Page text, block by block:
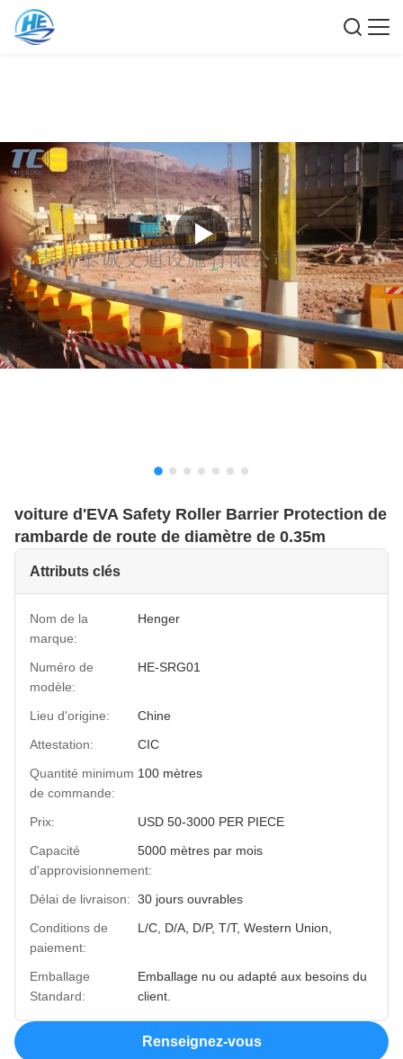
voiture d'EVA Safety Roller Barrier Protection de
rambarde de route de diamètre de 0.35m
Attributs clés
Nom de la
marque:
Henger
Numéro de
modèle:
HE-SRG01
Lieu d'origine:
Chine
Attestation:
CIC
Quantité minimum
de commande:
100 mètres
Prix:
USD 50-3000 PER PIECE
Capacité
d'approvisionnement:
5000 mètres par mois
Délai de livraison: 30 jours ouvrables
Conditions de
paiement:
L/C, D/A, D/P, T/T, Western Union,
Emballage
Standard:
Emballage nu ou adapté aux besoins du
client.
Renseignez-vous